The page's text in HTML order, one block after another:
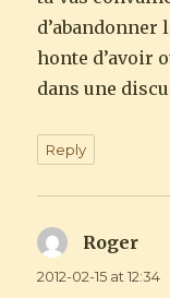
d’abandonner
honte d’avoir
dans une
Reply
Roger
2012-02-15 at 12:34